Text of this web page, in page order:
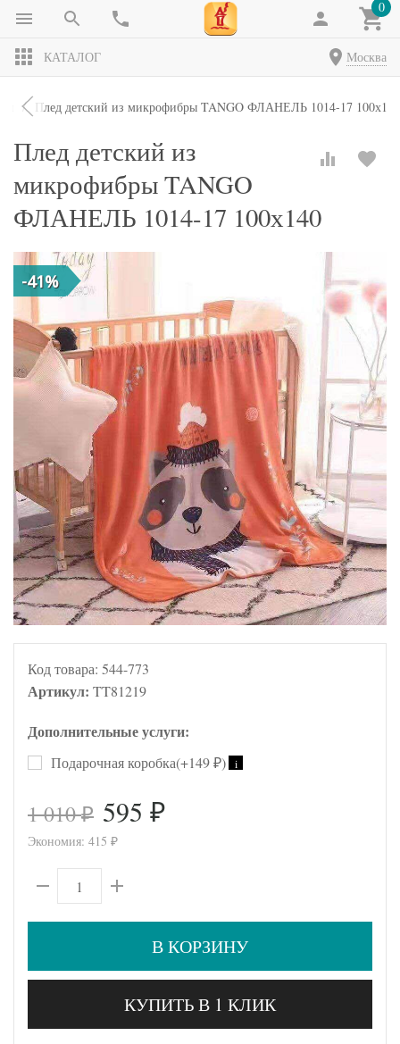
0
КАТАЛОГ Москва
Плед детский из микрофибры TANGO ФЛАНЕЛЬ 1014-17 100х140
Плед детский из
микрофибры TANGO
ФЛАНЕЛЬ 1014-17 100х140
-41%
Код товара: 544-773
Артикул: TT81219
Дополнительные услуги:
Подарочная коробка(+149 ₽) i
1 010₽ 595 ₽
Экономия: 415 ₽
В КОРЗИНУ
КУПИТЬ В 1 КЛИК